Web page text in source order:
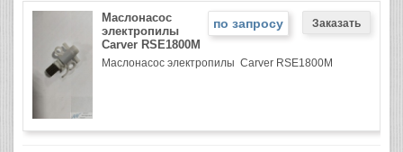
по запросу
Маслонасос
электропилы
Carver RSE1800M
Маслонасос электропилы Carver RSE1800M